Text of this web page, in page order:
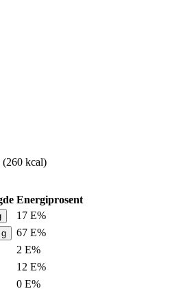
(260 kcal)
Energiprosent
17 E%
g
67 E%
2 E%
12 E%
0 E%